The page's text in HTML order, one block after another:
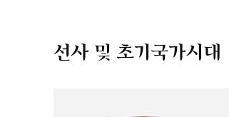
선사 및 초기국가시대